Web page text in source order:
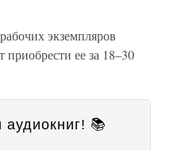
экземпляров
ее за 18–30
📚